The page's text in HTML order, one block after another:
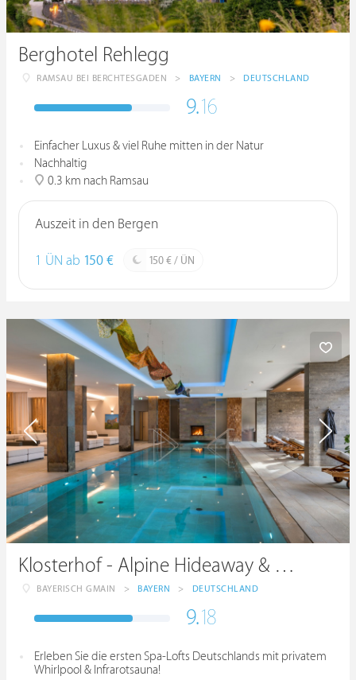
Berghotel Rehlegg
RAMSAU BEI BERCHTESGADEN > BAYERN > DEUTSCHLAND
9.16
Einfacher Luxus & viel Ruhe mitten in der Natur
Nachhaltig
0.3 km nach Ramsau
Auszeit in den Bergen
1 ÜN ab 150 € 150 € / ÜN
Klosterhof - Alpine Hideaway & Spa
BAYERISCH GMAIN > BAYERN > DEUTSCHLAND
9.18
Erleben Sie die ersten Spa-Lofts Deutschlands mit privatem
Whirlpool & Infrarotsauna!